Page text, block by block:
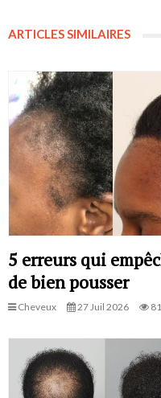
ARTICLES SIMILAIRES
5 erreurs qui
de bien pousser
Cheveux 27 Juil 2026